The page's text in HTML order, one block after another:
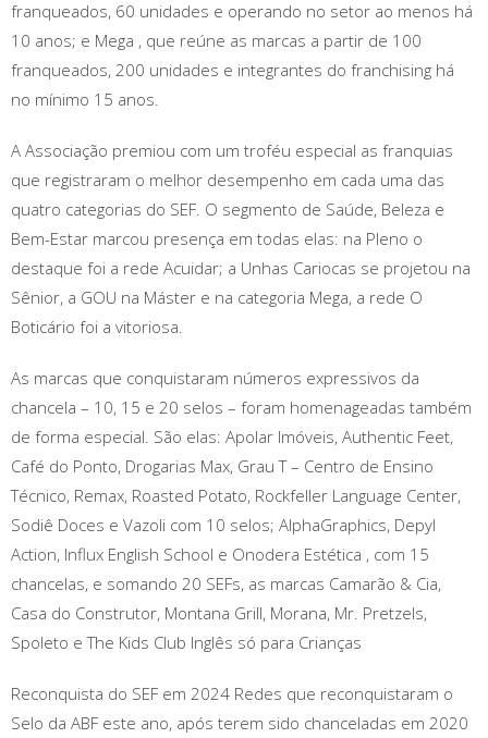
franqueados, 60 unidades e operando no setor ao menos há
10 anos; e Mega , que reúne as marcas a partir de 100
franqueados, 200 unidades e integrantes do franchising há
no mínimo 15 anos.
A Associação premiou com um troféu especial as franquias
que registraram o melhor desempenho em cada uma das
quatro categorias do SEF. O segmento de Saúde, Beleza e
Bem-Estar marcou presença em todas elas: na Pleno o
destaque foi a rede Acuidar; a Unhas Cariocas se projetou na
Sênior, a GOU na Máster e na categoria Mega, a rede O
Boticário foi a vitoriosa.
As marcas que conquistaram números expressivos da
chancela – 10, 15 e 20 selos – foram homenageadas também
de forma especial. São elas: Apolar Imóveis, Authentic Feet,
Café do Ponto, Drogarias Max, Grau T – Centro de Ensino
Técnico, Remax, Roasted Potato, Rockfeller Language Center,
Sodiê Doces e Vazoli com 10 selos; AlphaGraphics, Depyl
Action, Influx English School e Onodera Estética , com 15
chancelas, e somando 20 SEFs, as marcas Camarão & Cia,
Casa do Construtor, Montana Grill, Morana, Mr. Pretzels,
Spoleto e The Kids Club Inglês só para Crianças
Reconquista do SEF em 2024 Redes que reconquistaram o
Selo da ABF este ano, após terem sido chanceladas em 2020